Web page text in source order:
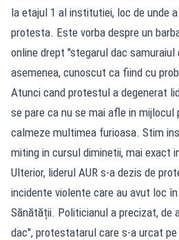
la etajul 1 al institutiei, loc de unde
protesta. Este vorba despre un
online drept "stegarul dac
asemenea, cunoscut ca fiind cu
Atunci cand protestul a degenerat
se pare ca nu se mai afle in
calmeze multimea furioasa. Stim
miting in cursul diminetii, mai exact
Ulterior, liderul AUR s-a dezis de
incidente violente care au avut loc
Sănătății. Politicianul a precizat, de
dac", protestatarul care s-a urcat